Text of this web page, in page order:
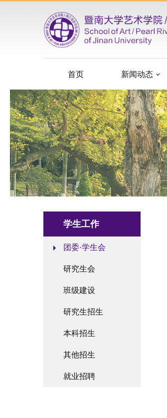
首页 新闻动态
学生工作
团委·学生会
研究生会
班级建设
研究生招生
本科招生
其他招生
就业招聘